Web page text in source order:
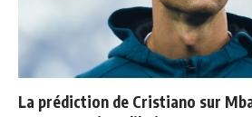
La prédiction de Cristiano sur